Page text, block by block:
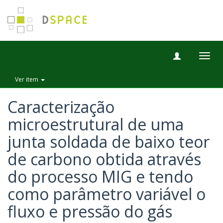
Ver item
Caracterização
microestrutural de uma
junta soldada de baixo teor
de carbono obtida através
do processo MIG e tendo
como parâmetro variável o
fluxo e pressão do gás